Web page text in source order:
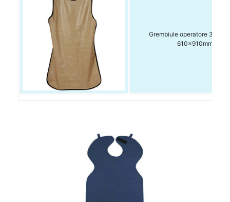
Grembiule operatore 3kg
610x910mm